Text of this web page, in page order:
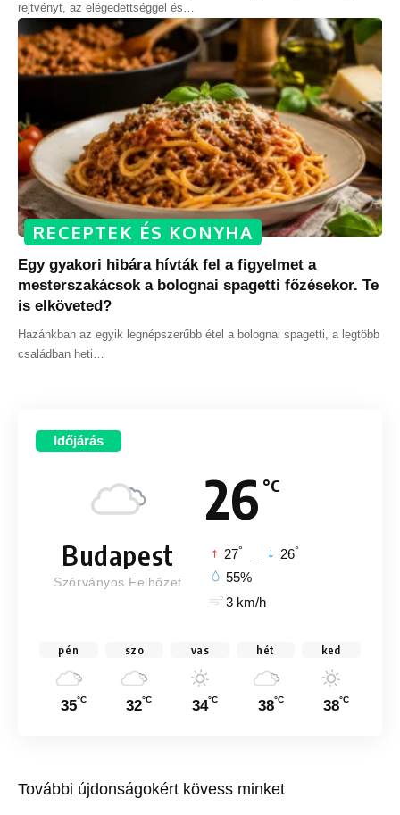
rejtvényt, az elégedettséggel és…
RECEPTEK ÉS KONYHA
Egy gyakori hibára hívták fel a figyelmet a
mesterszakácsok a bolognai spagetti főzésekor. Te
is elköveted?
Hazánkban az egyik legnépszerűbb étel a bolognai spagetti, a legtöbb
családban heti
Időjárás
26 °C
Budapest
Szórványos Felhőzet
27° 26°
55%
3 km/h
pén
35°C
szo
32°C
vas
34°C
hét
38°C
ked
38°C
További újdonságokért kövess minket